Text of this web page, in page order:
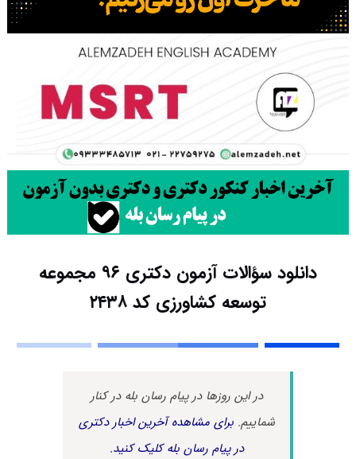
دانلود سؤالات آزمون دکتری ۹۶ مجموعه
توسعه کشاورزی کد ۲۴۳۸
در این روزها در پیام رسان بله در کنار
شماییم.برای مشاهده آخرین اخبار دکتری
در پیام رسان بله کلیک کنید.